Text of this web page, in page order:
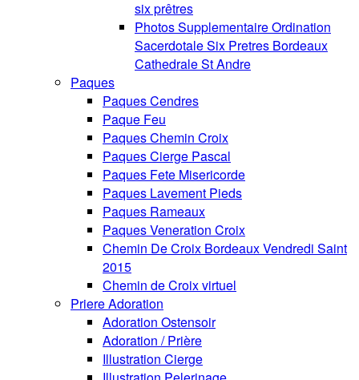
six prêtres
Photos Supplementaire Ordination
Sacerdotale Six Pretres Bordeaux
Cathedrale St Andre
Paques
Paques Cendres
Paque Feu
Paques Chemin Croix
Paques Cierge Pascal
Paques Fete Misericorde
Paques Lavement Pieds
Paques Rameaux
Paques Veneration Croix
Chemin De Croix Bordeaux Vendredi Saint
2015
Chemin de Croix virtuel
Priere Adoration
Adoration Ostensoir
Adoration / Prière
Illustration Cierge